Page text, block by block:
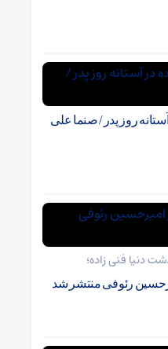
روز پدر / صنما علی
دنیا فنی زاده؛
رئوفی منتشر شد